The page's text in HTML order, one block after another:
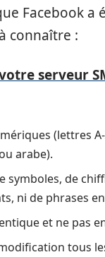
Facebook a
connaître :
serveur
(lettres
arabe).
de
ni de phrases
et ne pas
tous